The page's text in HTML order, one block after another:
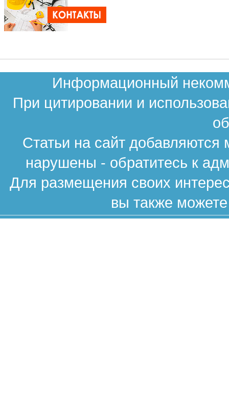
Информационный
При цитировании и
Статьи на сайт
нарушены - обратитесь к
Для размещения своих
вы также